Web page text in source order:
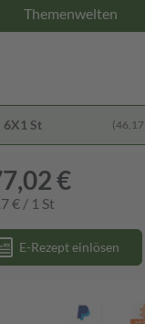
Themenwelten
6X1 St (46,17
€
€ / 1 St
E-Rezept einlösen